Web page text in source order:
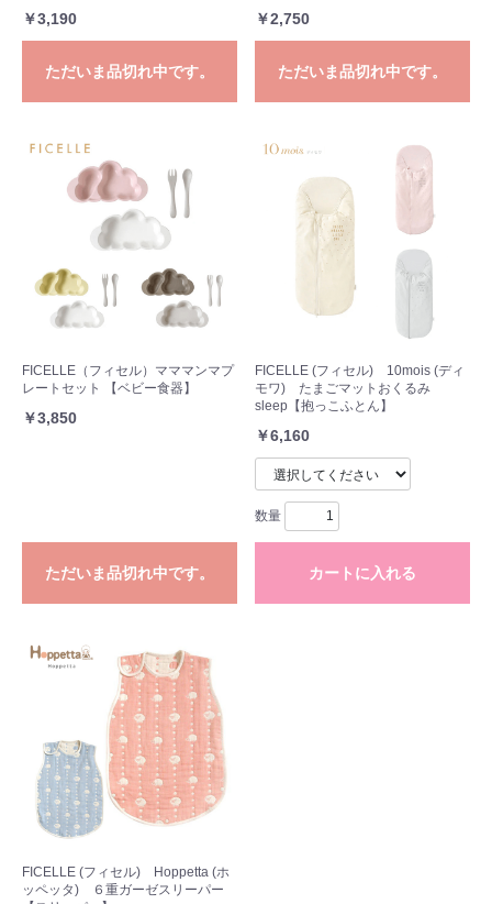
￥3,190
ただいま品切れ中です。
￥2,750
ただいま品切れ中です。
FICELLE（フィセル）マママンマプ
レートセット 【ベビー食器】
￥3,850
ただいま品切れ中です。
FICELLE (フィセル) 10mois (ディ
モワ) たまごマットおくるみ
sleep【抱っこふとん】
￥6,160
数量
カートに入れる
FICELLE (フィセル) Hoppetta (ホ
ッペッタ) ６重ガーゼスリーパー
お買い物を続ける